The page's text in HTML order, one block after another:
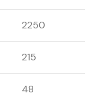
2250
215
48